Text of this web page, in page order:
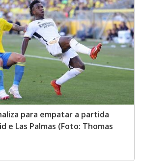
para empatar a partida
e Las Palmas (Foto: Thomas